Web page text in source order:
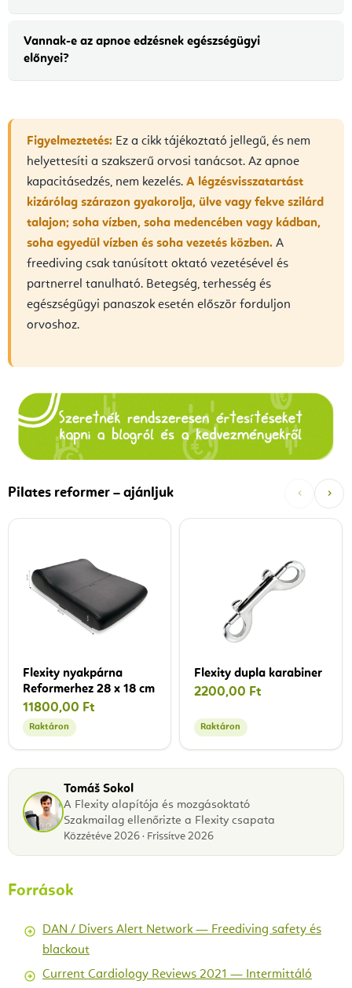
Vannak-e az apnoe edzésnek egészségügyi
előnyei?
Figyelmeztetés: Ez a cikk tájékoztató jellegű, és nem
helyettesíti a szakszerű orvosi tanácsot. Az apnoe
kapacitásedzés, nem kezelés. A légzésvisszatartást
kizárólag szárazon gyakorolja, ülve vagy fekve szilárd
talajon; soha vízben, soha medencében vagy kádban,
soha egyedül vízben és soha vezetés közben. A
freediving csak tanúsított oktató vezetésével és
partnerrel tanulható. Betegség, terhesség és
egészségügyi panaszok esetén először forduljon
orvoshoz.
Pilates reformer – ajánljuk ‹ ›
Flexity nyakpárna
Reformerhez 28 x 18 cm
11800,00 Ft
Raktáron
Flexity dupla karabiner
2200,00 Ft
Raktáron
Tomáš Sokol
A Flexity alapítója és mozgásoktató
Szakmailag ellenőrizte a Flexity csapata
Közzétéve 2026 · Frissítve 2026
Források
DAN / Divers Alert Network — Freediving safety és
blackout
Current Cardiology Reviews 2021 — Intermittáló